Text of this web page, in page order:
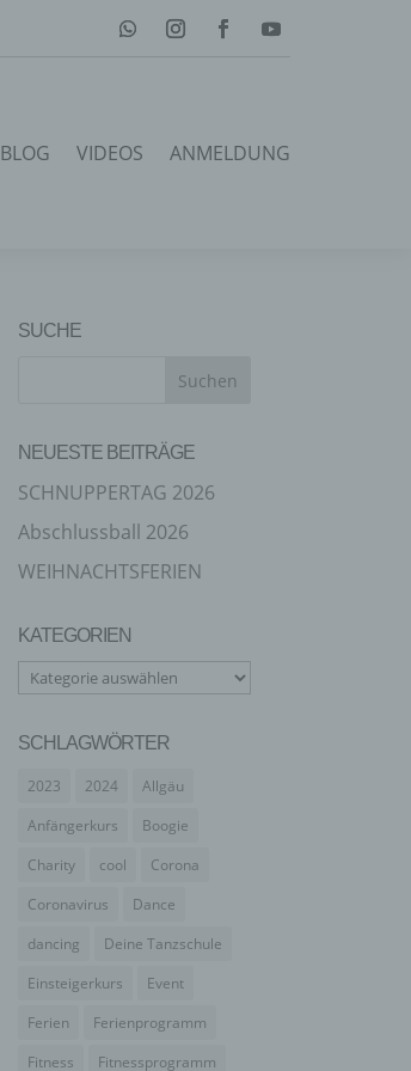
BLOG VIDEOS ANMELDUNG
SUCHE
NEUESTE BEITRÄGE
SCHNUPPERTAG 2026
Abschlussball 2026
WEIHNACHTSFERIEN
KATEGORIEN
Kategorien
SCHLAGWÖRTER
2023 2024
Allgäu
Anfängerkurs
Boogie
Charity
cool
Corona
Coronavirus
Dance
dancing
Deine Tanzschule
Einsteigerkurs
Event
Ferien
Ferienprogramm
Fitness
Fitnessprogramm